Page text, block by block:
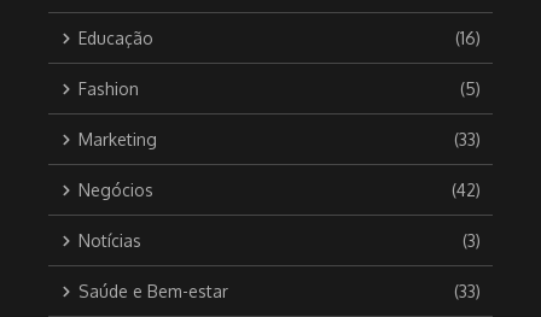
Educação (16)
Fashion (5)
Marketing (33)
Negócios (42)
Notícias (3)
Saúde e Bem-estar (33)